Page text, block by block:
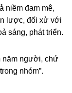
niềm đam mê,
lược, đối xử với
sáng, phát triển.
năm người, chứ
nhóm”.